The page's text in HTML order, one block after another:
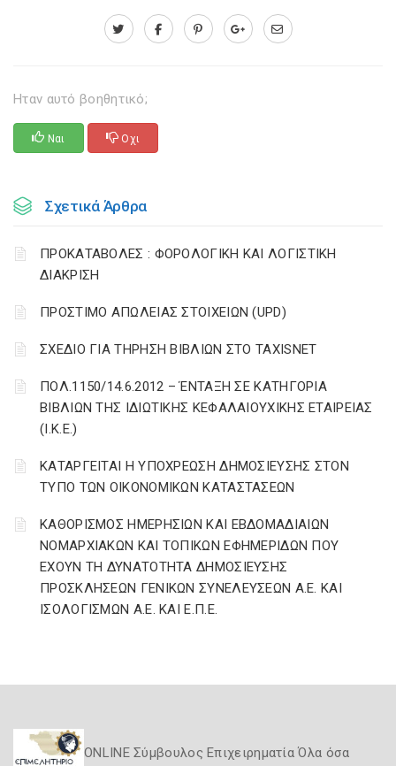
Ηταν αυτό βοηθητικό;
Ναι Οχι
Σχετικά Άρθρα
ΠΡΟΚΑΤΑΒΟΛΕΣ : ΦΟΡΟΛΟΓΙΚΗ ΚΑΙ ΛΟΓΙΣΤΙΚΗ
ΔΙΑΚΡΙΣΗ
ΠΡΟΣΤΙΜΟ ΑΠΩΛΕΙΑΣ ΣΤΟΙΧΕΙΩΝ (UPD)
ΣΧΕΔΙΟ ΓΙΑ ΤΗΡΗΣΗ ΒΙΒΛΙΩΝ ΣΤΟ TAXISNET
ΠΟΛ.1150/14.6.2012 – ΈΝΤΑΞΗ ΣΕ ΚΑΤΗΓΟΡΙΑ
ΒΙΒΛΙΩΝ ΤΗΣ ΙΔΙΩΤΙΚΗΣ ΚΕΦΑΛΑΙΟΥΧΙΚΗΣ ΕΤΑΙΡΕΙΑΣ
(Ι.Κ.Ε.)
ΚΑΤΑΡΓΕΙΤΑΙ Η ΥΠΟΧΡΕΩΣΗ ΔΗΜΟΣΙΕΥΣΗΣ ΣΤΟΝ
ΤΥΠΟ ΤΩΝ ΟΙΚΟΝΟΜΙΚΩΝ ΚΑΤΑΣΤΑΣΕΩΝ
ΚΑΘΟΡΙΣΜΟΣ ΗΜΕΡΗΣΙΩΝ ΚΑΙ ΕΒΔΟΜΑΔΙΑΙΩΝ
ΝΟΜΑΡΧΙΑΚΩΝ ΚΑΙ ΤΟΠΙΚΩΝ ΕΦΗΜΕΡΙΔΩΝ ΠΟΥ
ΕΧΟΥΝ ΤΗ ΔΥΝΑΤΟΤΗΤΑ ΔΗΜΟΣΙΕΥΣΗΣ
ΠΡΟΣΚΛΗΣΕΩΝ ΓΕΝΙΚΩΝ ΣΥΝΕΛΕΥΣΕΩΝ A.E. ΚΑΙ
IΣΟΛΟΓΙΣΜΩΝ Α.Ε. ΚΑΙ Ε.Π.Ε.
ONLINE Σύμβουλος Επιχειρηματία Όλα όσα